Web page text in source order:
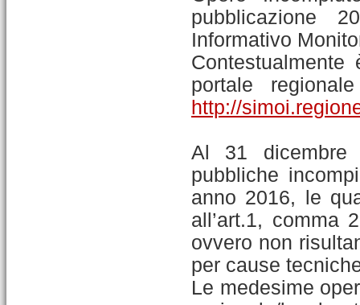
pubblicazione
Informativo
portale
http://
Al 31 dicembre
pubbliche
anno 2016, le
all’art.1, comma
ovvero non
per cause
Le medesime